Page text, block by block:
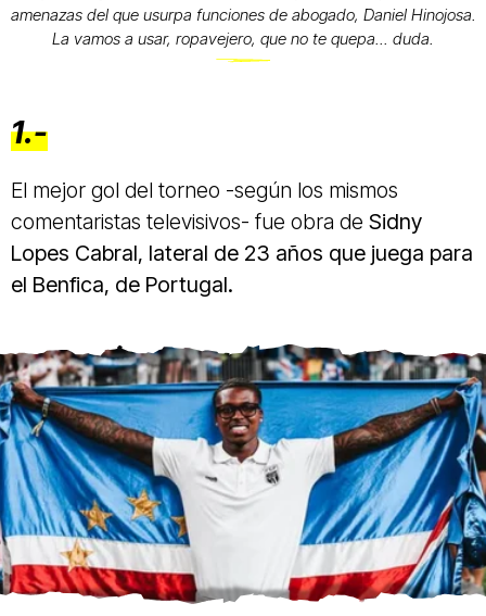
amenazas del que usurpa funciones de abogado, Daniel Hinojosa.
La vamos a usar, ropavejero, que no te quepa... duda.
1.-
El mejor gol del torneo -según los mismos
comentaristas televisivos- fue obra de Sidny
Lopes Cabral, lateral de 23 años que juega para
el Benfica, de Portugal.